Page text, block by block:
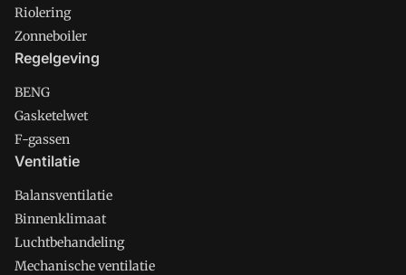
Riolering
Zonneboiler
Regelgeving
BENG
Gasketelwet
F-gassen
Ventilatie
Balansventilatie
Binnenklimaat
Luchtbehandeling
Mechanische ventilatie